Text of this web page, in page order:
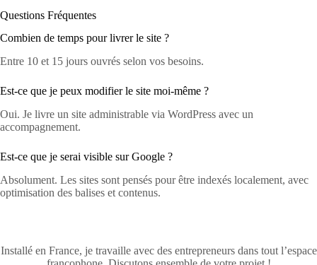
Questions Fréquentes
Combien de temps pour livrer le site ?
Entre 10 et 15 jours ouvrés selon vos besoins.
Est-ce que je peux modifier le site moi-même ?
Oui. Je livre un site administrable via WordPress avec un
accompagnement.
Est-ce que je serai visible sur Google ?
Absolument. Les sites sont pensés pour être indexés localement, avec
optimisation des balises et contenus.
Installé en France, je travaille avec des entrepreneurs dans tout l’espace